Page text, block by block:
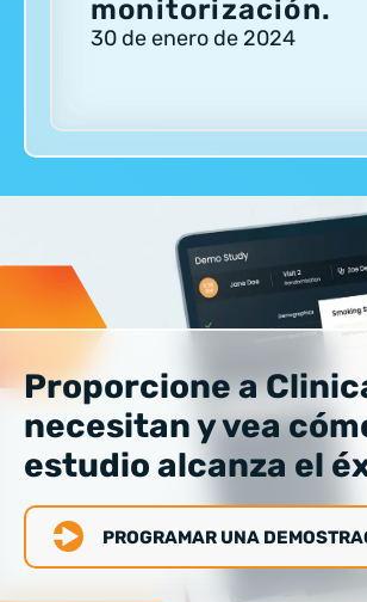
monitorización.
30 de enero de 2024
Proporcione a
necesitan y vea
estudio alcanza el
PROGRAMAR UNA